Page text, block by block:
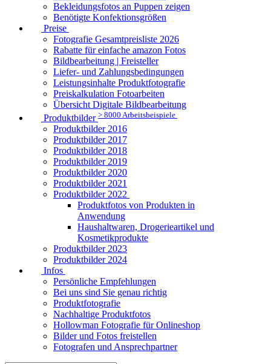
Bekleidungsfotos an Puppen zeigen
Benötigte Konfektionsgrößen
Preise
Fotografie Gesamtpreisliste 2026
Rabatte für einfache amazon Fotos
Bildbearbeitung | Freisteller
Liefer- und Zahlungsbedingungen
Leistungsinhalte Produktfotografie
Preiskalkulation Fotoarbeiten
Übersicht Digitale Bildbearbeitung
Produktbilder > 8000 Arbeitsbeispiele
Produktbilder 2016
Produktbilder 2017
Produktbilder 2018
Produktbilder 2019
Produktbilder 2020
Produktbilder 2021
Produktbilder 2022
Produktfotos von Produkten in
Anwendung
Haushaltwaren, Drogerieartikel und
Kosmetikprodukte
Produktbilder 2023
Produktbilder 2024
Infos
Persönliche Empfehlungen
Bei uns sind Sie genau richtig
Produktfotografie
Nachhaltige Produktfotos
Hollowman Fotografie für Onlineshop
Bilder und Fotos freistellen
Fotografen und Ansprechpartner